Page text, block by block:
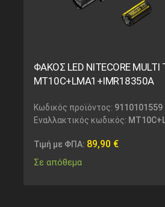
ΦΑΚΟΣ LED NITECORE MULTI
MT10C+LMA1+IMR18350A
Κωδικός προϊόντος: 9110101559
Εναλλακτικός κωδικός:
Τιμή με ΦΠΑ: 89,90 €
Σε απόθεμα